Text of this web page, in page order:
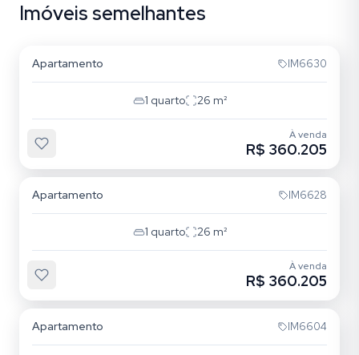
Imóveis semelhantes
Cristo Redentor
Apartamento IM6630
1 quarto 26 m²
À venda
R$ 360.205
Apartamento IM6628
1 quarto 26 m²
À venda
R$ 360.205
Apartamento IM6604